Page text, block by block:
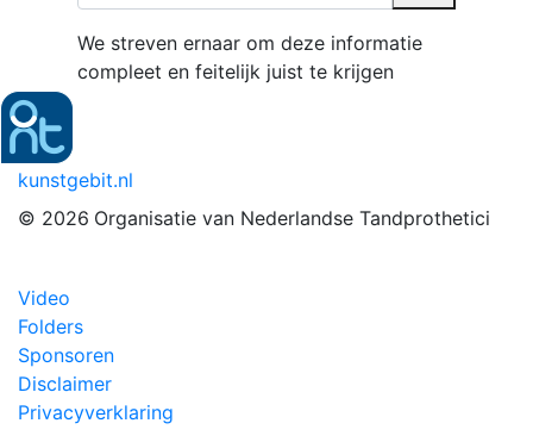
We streven ernaar om deze informatie
compleet en feitelijk juist te krijgen
kunstgebit.nl
© 2026 Organisatie van Nederlandse Tandprothetici
Video
Folders
Sponsoren
Disclaimer
Privacyverklaring